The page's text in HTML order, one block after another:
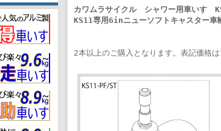
カワムラサイクル シャワー用車いす
KS11専用6inニューソフトキャスター車
2本以上のご購入となります。表記価格は